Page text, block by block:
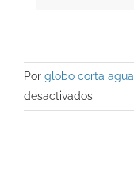
Por globo corta
desactivadosen